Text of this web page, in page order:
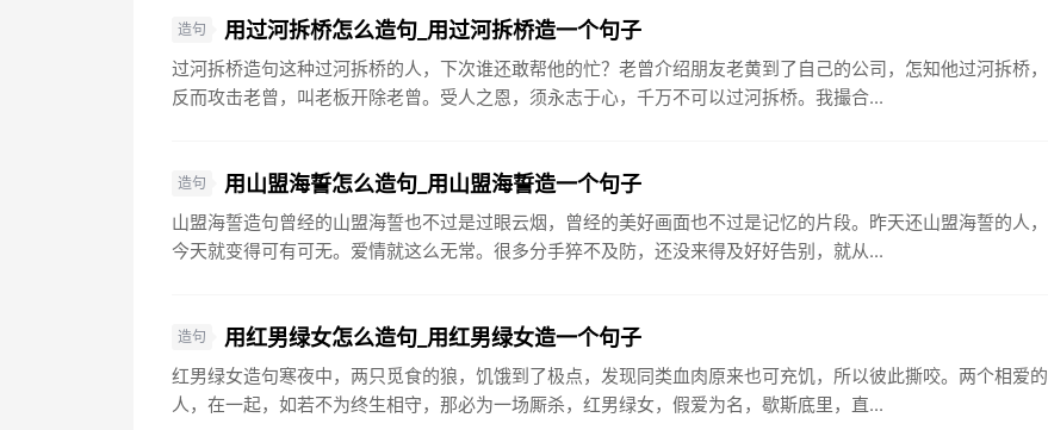
造句 用过河拆桥怎么造句_用过河拆桥造一个句子
过河拆桥造句这种过河拆桥的人，下次谁还敢帮他的忙？老曾介绍朋友老黄到了自己的公司，怎知他过河拆桥，
反而攻击老曾，叫老板开除老曾。受人之恩，须永志于心，千万不可以过河拆桥。我撮合...
造句 用山盟海誓怎么造句_用山盟海誓造一个句子
山盟海誓造句曾经的山盟海誓也不过是过眼云烟，曾经的美好画面也不过是记忆的片段。昨天还山盟海誓的人，
今天就变得可有可无。爱情就这么无常。很多分手猝不及防，还没来得及好好告别，就从...
造句 用红男绿女怎么造句_用红男绿女造一个句子
红男绿女造句寒夜中，两只觅食的狼，饥饿到了极点，发现同类血肉原来也可充饥，所以彼此撕咬。两个相爱的
人，在一起，如若不为终生相守，那必为一场厮杀，红男绿女，假爱为名，歇斯底里，直...